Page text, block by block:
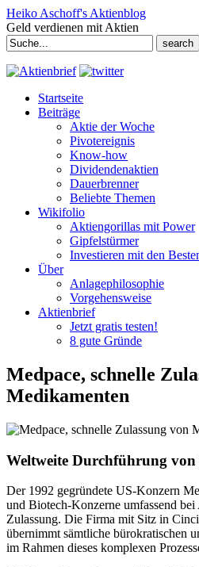
Heiko Aschoff's Aktienblog
Geld verdienen mit Aktien
Search
for:
Startseite
Beiträge
Aktie der Woche
Pivotereignis
Know-how
Dividendenaktien
Dauerbrenner
Beliebte Themen
Wikifolio
Aktiengorillas mit Power
Gipfelstürmer
Investieren mit den
Über
Anlagephilosophie
Vorgehensweise
Aktienbrief
Jetzt gratis testen!
8 gute Gründe
Medpace, schnelle
Medikamenten
Weltweite Durchführung von
Der 1992 gegründete US-Konzern
und Biotech-Konzerne umfassend bei
Zulassung. Die Firma mit Sitz in
übernimmt sämtliche bürokratischen
im Rahmen dieses komplexen